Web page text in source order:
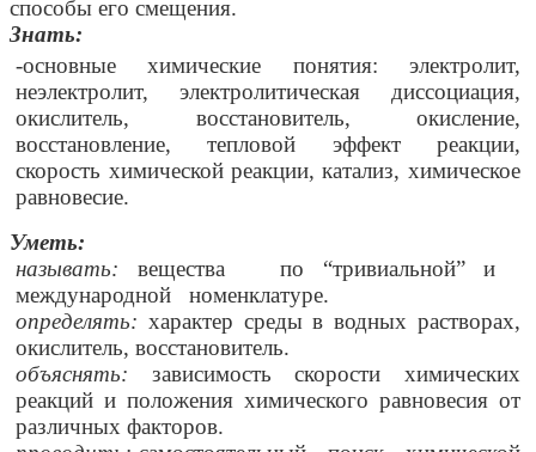
способы его смещения.
Знать:
-основные химические понятия: электролит,
неэлектролит, электролитическая диссоциация,
окислитель, восстановитель, окисление,
восстановление, тепловой эффект реакции,
скорость химической реакции, катализ, химическое
равновесие.
Уметь:
называть: вещества по “тривиальной” и
международной номенклатуре.
определять: характер среды в водных растворах,
окислитель, восстановитель.
объяснять: зависимость скорости химических
реакций и положения химического равновесия от
различных факторов.